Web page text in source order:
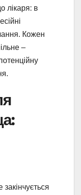
лікаря: в
Кожен
–